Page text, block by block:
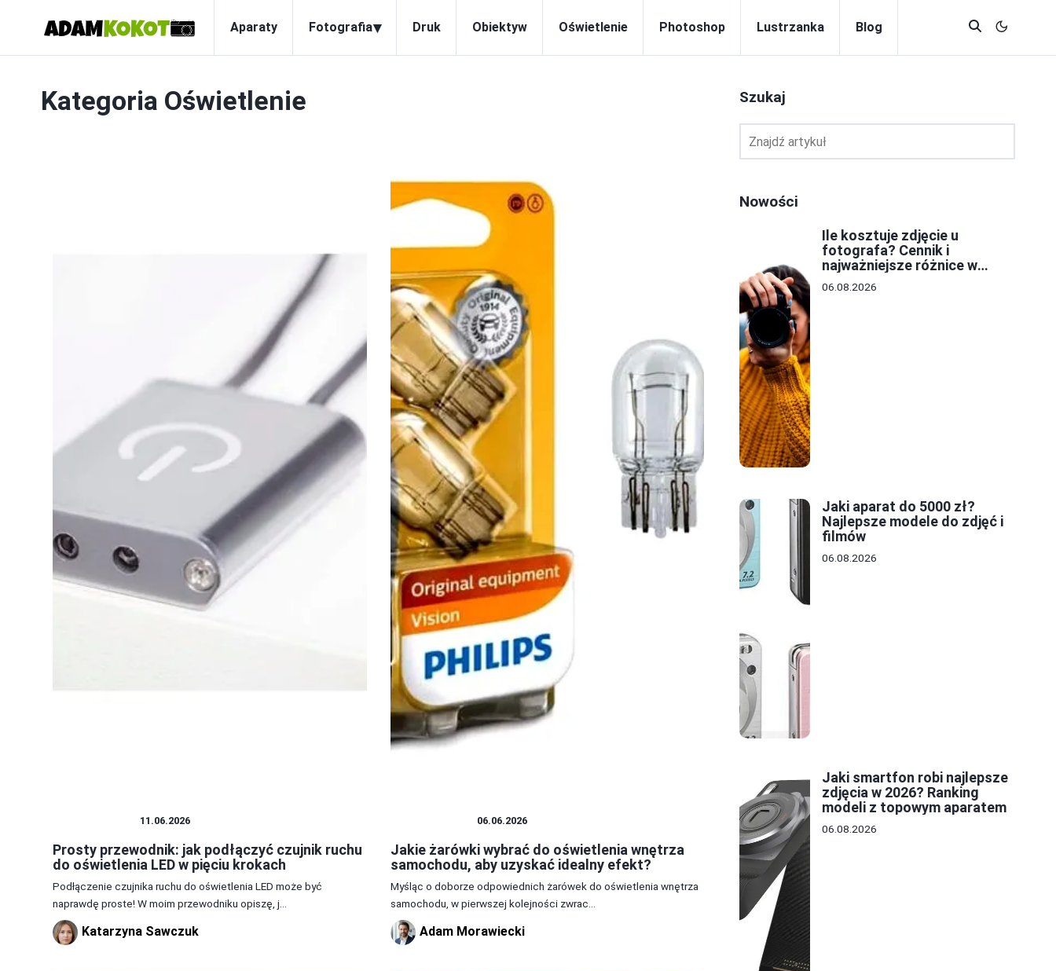
Aparaty Fotografia▾ Druk Obiektyw Oświetlenie Photoshop Lustrzanka Blog
Kategoria Oświetlenie
11.06.2026
Prosty przewodnik: jak podłączyć czujnik ruchu
do oświetlenia LED w pięciu krokach
Podłączenie czujnika ruchu do oświetlenia LED może być
naprawdę proste! W moim przewodniku opiszę, j...
Katarzyna Sawczuk
06.06.2026
Jakie żarówki wybrać do oświetlenia wnętrza
samochodu, aby uzyskać idealny efekt?
Myśląc o doborze odpowiednich żarówek do oświetlenia wnętrza
samochodu, w pierwszej kolejności zwrac...
Adam Morawiecki
Szukaj
Nowości
Ile kosztuje zdjęcie u
fotografa? Cennik i
najważniejsze różnice w
cenach
06.08.2026
Jaki aparat do 5000 zł?
Najlepsze modele do zdjęć i
filmów
06.08.2026
Jaki smartfon robi najlepsze
zdjęcia w 2026? Ranking
modeli z topowym aparatem
06.08.2026